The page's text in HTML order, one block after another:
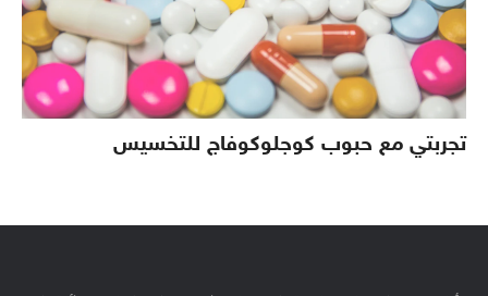
تجربتي مع حبوب كوجلوكوفاج للتخسيس